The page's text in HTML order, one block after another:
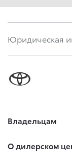
Юридическая
Владельцам
О дилерском